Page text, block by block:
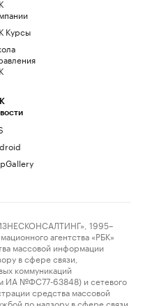
Курсы
1995–
агентства «РБК»
массовой информации
в сфере связи,
коммуникаций
ИА №ФС77-63848) и сетевого
средства массовой
по надзору в сфере связи,